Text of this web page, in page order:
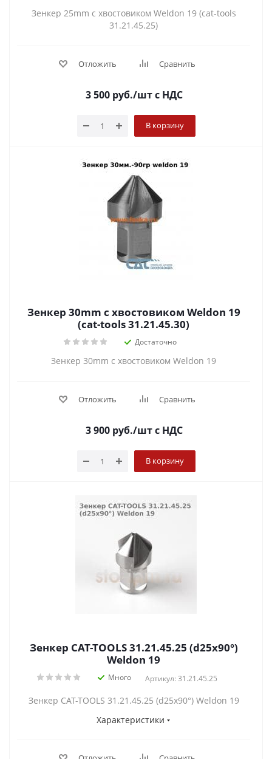
Зенкер 25mm с хвостовиком Weldon 19 (cat-tools
31.21.45.25)
Отложить Сравнить
3 500руб./штс НДС
В корзину
Зенкер 30mm с хвостовиком Weldon 19
(cat-tools 31.21.45.30)
Достаточно
Зенкер 30mm с хвостовиком Weldon 19
Отложить Сравнить
3 900руб./штс НДС
В корзину
Зенкер CAT-TOOLS 31.21.45.25 (d25x90°)
Weldon 19
Много Артикул: 31.21.45.25
Зенкер CAT-TOOLS 31.21.45.25 (d25x90°) Weldon 19
Характеристики